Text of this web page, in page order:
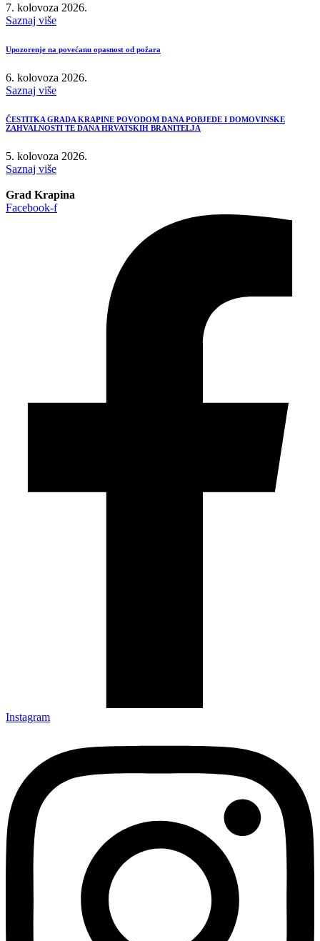
7. kolovoza 2026.
Saznaj više
Upozorenje na povećanu opasnost od požara
6. kolovoza 2026.
Saznaj više
ČESTITKA GRADA KRAPINE POVODOM DANA POBJEDE I DOMOVINSKE
ZAHVALNOSTI TE DANA HRVATSKIH BRANITELJA
5. kolovoza 2026.
Saznaj više
Grad Krapina
Facebook-f
Instagram